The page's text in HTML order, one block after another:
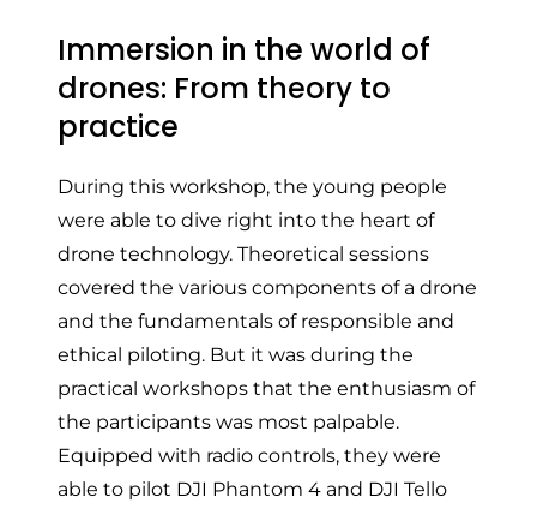
Immersion in the world of
drones: From theory to
practice
During this workshop, the young people
were able to dive right into the heart of
drone technology. Theoretical sessions
covered the various components of a drone
and the fundamentals of responsible and
ethical piloting. But it was during the
practical workshops that the enthusiasm of
the participants was most palpable.
Equipped with radio controls, they were
able to pilot DJI Phantom 4 and DJI Tello